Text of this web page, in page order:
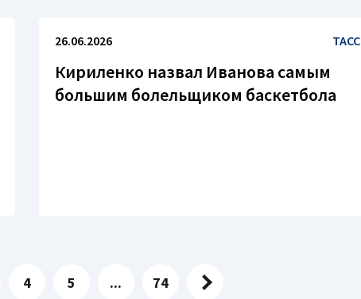
26.06.2026 ТАСС
Кириленко назвал Иванова самым
большим болельщиком баскетбола
4 5 ... 74